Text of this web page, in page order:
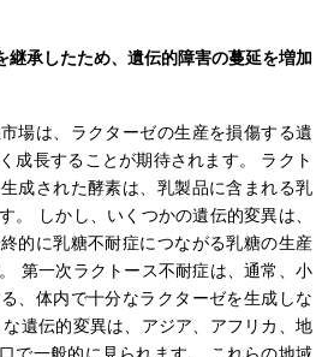
継承したため、遺伝的障害の蔓延を増加
場は、ラクターゼの生産を損傷する遺
成長することが期待されます。 ラクト
成された酵素は、乳製品に含まれる乳
。 しかし、いくつかの遺伝的変異は、
的に乳糖不耐症につながる乳糖の生産
第一次ラクトース不耐症は、通常、小
、体内で十分なラクターゼを生成しな
遺伝的変異は、アジア、アフリカ、地